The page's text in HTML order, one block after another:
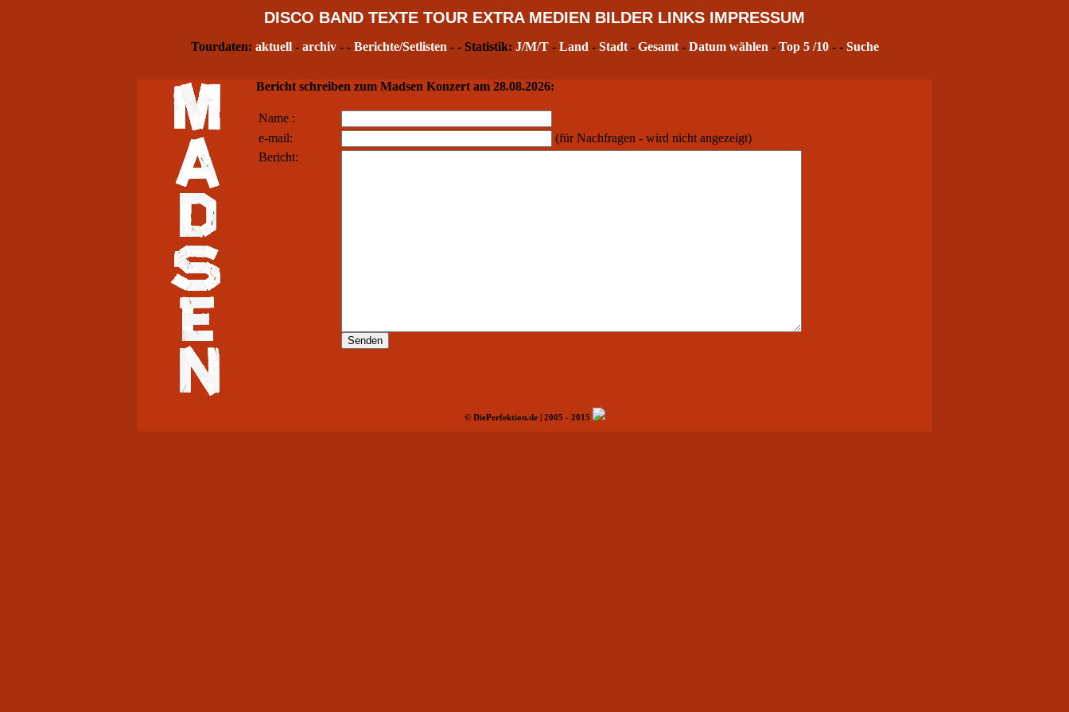
DISCO BAND TEXTE TOUR EXTRA MEDIEN BILDER LINKS IMPRESSUM
Tourdaten: aktuell- archiv- - Berichte/Setlisten - - Statistik: J/M/T- Land - Stadt- Gesamt- Datum wählen - Top 5 /10- - Suche
Bericht schreiben zum Madsen Konzert am 28.08.2026:
Name :
e-mail:
(für Nachfragen - wird nicht angezeigt)
Bericht:
© DiePerfektion.de | 2005 - 2015